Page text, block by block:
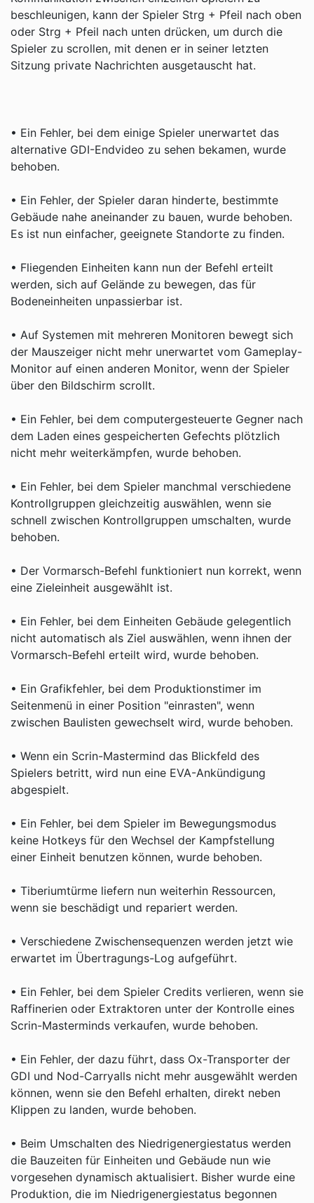
beschleunigen, kann der Spieler Strg + Pfeil nach oben
oder Strg + Pfeil nach unten drücken, um durch die
Spieler zu scrollen, mit denen er in seiner letzten
Sitzung private Nachrichten ausgetauscht hat.
• Ein Fehler, bei dem einige Spieler unerwartet das
alternative GDI-Endvideo zu sehen bekamen, wurde
behoben.
• Ein Fehler, der Spieler daran hinderte, bestimmte
Gebäude nahe aneinander zu bauen, wurde behoben.
Es ist nun einfacher, geeignete Standorte zu finden.
• Fliegenden Einheiten kann nun der Befehl erteilt
werden, sich auf Gelände zu bewegen, das für
Bodeneinheiten unpassierbar ist.
• Auf Systemen mit mehreren Monitoren bewegt sich
der Mauszeiger nicht mehr unerwartet vom Gameplay-
Monitor auf einen anderen Monitor, wenn der Spieler
über den Bildschirm scrollt.
• Ein Fehler, bei dem computergesteuerte Gegner nach
dem Laden eines gespeicherten Gefechts plötzlich
nicht mehr weiterkämpfen, wurde behoben.
• Ein Fehler, bei dem Spieler manchmal verschiedene
Kontrollgruppen gleichzeitig auswählen, wenn sie
schnell zwischen Kontrollgruppen umschalten, wurde
behoben.
• Der Vormarsch-Befehl funktioniert nun korrekt, wenn
eine Zieleinheit ausgewählt ist.
• Ein Fehler, bei dem Einheiten Gebäude gelegentlich
nicht automatisch als Ziel auswählen, wenn ihnen der
Vormarsch-Befehl erteilt wird, wurde behoben.
• Ein Grafikfehler, bei dem Produktionstimer im
Seitenmenü in einer Position "einrasten", wenn
zwischen Baulisten gewechselt wird, wurde behoben.
• Wenn ein Scrin-Mastermind das Blickfeld des
Spielers betritt, wird nun eine EVA-Ankündigung
abgespielt.
• Ein Fehler, bei dem Spieler im Bewegungsmodus
keine Hotkeys für den Wechsel der Kampfstellung
einer Einheit benutzen können, wurde behoben.
• Tiberiumtürme liefern nun weiterhin Ressourcen,
wenn sie beschädigt und repariert werden.
• Verschiedene Zwischensequenzen werden jetzt wie
erwartet im Übertragungs-Log aufgeführt.
• Ein Fehler, bei dem Spieler Credits verlieren, wenn sie
Raffinerien oder Extraktoren unter der Kontrolle eines
Scrin-Masterminds verkaufen, wurde behoben.
• Ein Fehler, der dazu führt, dass Ox-Transporter der
GDI und Nod-Carryalls nicht mehr ausgewählt werden
können, wenn sie den Befehl erhalten, direkt neben
Klippen zu landen, wurde behoben.
• Beim Umschalten des Niedrigenergiestatus werden
die Bauzeiten für Einheiten und Gebäude nun wie
vorgesehen dynamisch aktualisiert. Bisher wurde eine
Produktion, die im Niedrigenergiestatus begonnen